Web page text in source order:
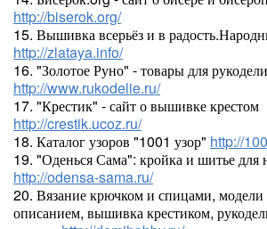
http://biserok.org/
15. Вышивка всерьёз и в
http://zlataya.info/
16. "Золотое Руно" - товары для
http://www.rukodelie.ru/
17. "Крестик" - сайт о вышивке крестом
http://crestik.ucoz.ru/
18. Каталог узоров "1001 узор" http://
19. "Оденься Сама": кройка и шитье
http://odensa-sama.ru/
20. Вязание крючком и спицами,
описанием, вышивка крестиком,